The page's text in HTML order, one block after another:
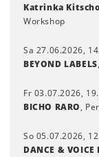
Katrinka
Workshop
Sa 27.06.2026,
BEYOND LABELS
Fr 03.07.2026,
BICHO RARO,
So 05.07.2026,
DANCE & VOICE